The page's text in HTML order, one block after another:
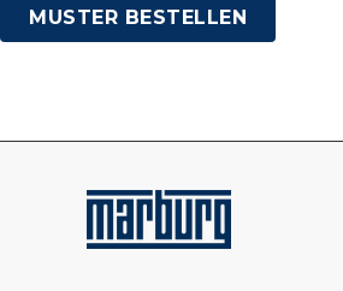
MUSTER BESTELLEN